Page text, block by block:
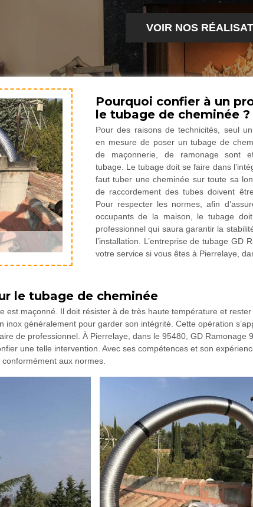
VOIR NOS
Pourquoi confier à un
le tubage de cheminée ?
Pour des raisons de technicités, seul
en mesure de poser un tubage de
de maçonnerie, de ramonage sont
tubage. Le tubage doit se faire dans
faut tuber une cheminée sur toute sa
de raccordement des tubes doivent
Pour respecter les normes, afin
occupants de la maison, le tubage
professionnel qui saura garantir la
l’installation. L’entreprise de tubage GD
votre service si vous êtes à Pierrelaye,
le tubage de cheminée
est maçonné. Il doit résister à de très haute température et
inox généralement pour garder son intégrité. Cette opération
de professionnel. À Pierrelaye, dans le 95480, GD Ramonage
une telle intervention. Avec ses compétences et son
aux normes.